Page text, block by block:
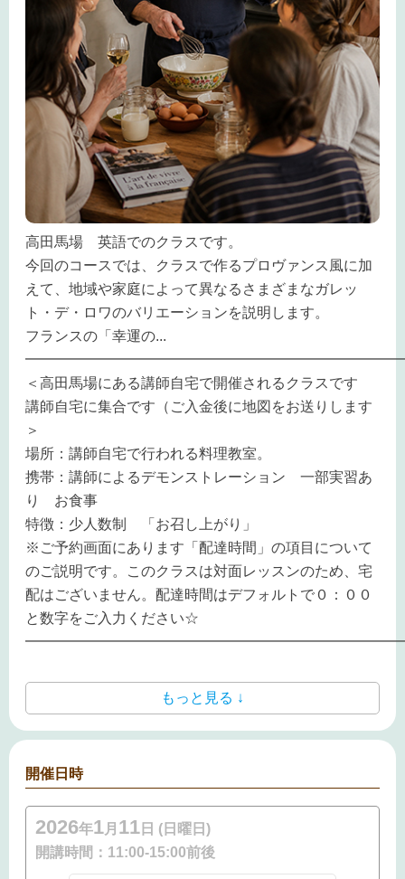
高田馬場 英語でのクラスです。
今回のコースでは、クラスで作るプロヴァンス風に加
えて、地域や家庭によって異なるさまざまなガレッ
ト・デ・ロワのバリエーションを説明します。
フランスの「幸運の...
＜高田馬場にある講師自宅で開催されるクラスです
講師自宅に集合です（ご入金後に地図をお送りします
＞
場所：講師自宅で行われる料理教室。
携帯：講師によるデモンストレーション 一部実習あ
り お食事
特徴：少人数制 「お召し上がり」
※ご予約画面にあります「配達時間」の項目について
のご説明です。このクラスは対面レッスンのため、宅
配はございません。配達時間はデフォルトで０：００
と数字をご入力ください☆
もっと見る ↓
開催日時
2026年1月 11 日 (日曜日)
開講時間： 11:00-15:00前後